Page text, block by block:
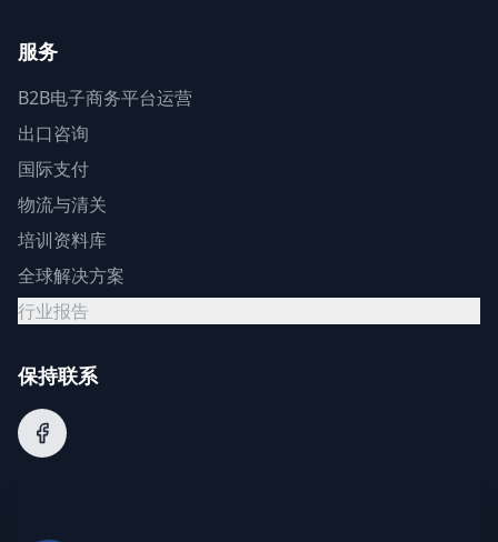
服务
B2B电子商务平台运营
出口咨询
国际支付
物流与清关
培训资料库
全球解决方案
行业报告
保持联系